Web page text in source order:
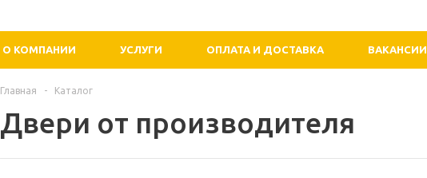
О КОМПАНИИ УСЛУГИ ОПЛАТА И ДОСТАВКА ВАКАНСИИ
Главная - Каталог
Двери от производителя